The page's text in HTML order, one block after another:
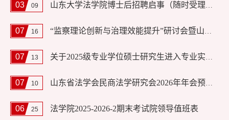
03 09 山东大学法学院博士后招聘启事（随时受理申请）
07 16 “监察理论创新与治理效能提升”研讨会暨山东省法学会监察法学研究会2026年学术年会预通知
07 13 关于2025级专业学位硕士研究生进入专业实践环节的通知
07 10 山东省法学会民商法学研究会2026年年会预通知
06 25 法学院2025-2026-2期末考试院领导值班表